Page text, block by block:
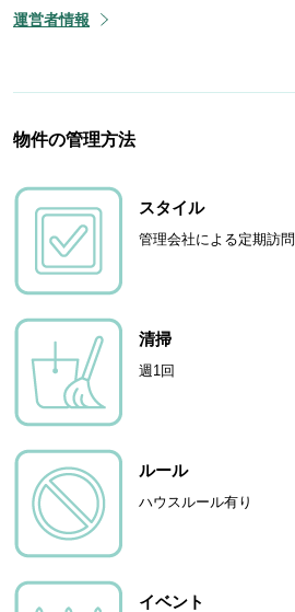
運営者情報
物件の管理方法
スタイル
管理会社による定期訪問
清掃
週1回
ルール
ハウスルール有り
イベント